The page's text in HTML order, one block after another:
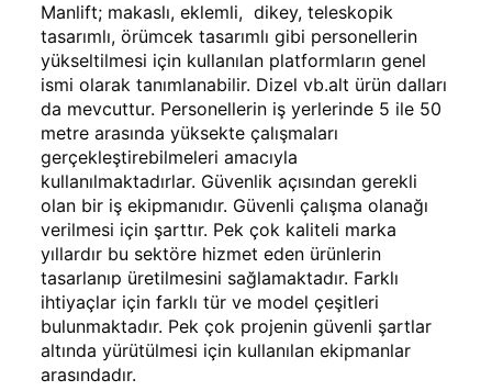
Manlift; makaslı, eklemli, dikey, teleskopik
tasarımlı, örümcek tasarımlı gibi personellerin
yükseltilmesi için kullanılan platformların genel
ismi olarak tanımlanabilir. Dizel vb.alt ürün dalları
da mevcuttur. Personellerin iş yerlerinde 5 ile 50
metre arasında yüksekte çalışmaları
gerçekleştirebilmeleri amacıyla
kullanılmaktadırlar. Güvenlik açısından gerekli
olan bir iş ekipmanıdır. Güvenli çalışma olanağı
verilmesi için şarttır. Pek çok kaliteli marka
yıllardır bu sektöre hizmet eden ürünlerin
tasarlanıp üretilmesini sağlamaktadır. Farklı
ihtiyaçlar için farklı tür ve model çeşitleri
bulunmaktadır. Pek çok projenin güvenli şartlar
altında yürütülmesi için kullanılan ekipmanlar
arasındadır.